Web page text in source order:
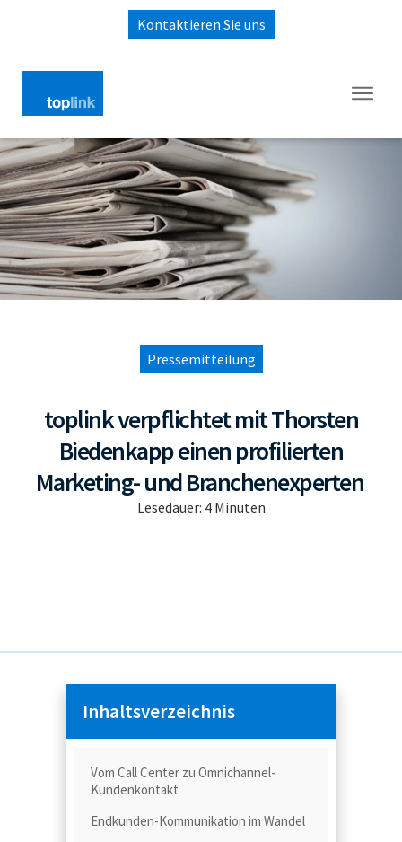
Kontaktieren Sie uns
Pressemitteilung
toplink verpflichtet mit Thorsten
Biedenkapp einen profilierten
Marketing- und Branchenexperten
Lesedauer: 4Minuten
Inhaltsverzeichnis
Vom Call Center zu Omnichannel-
Kundenkontakt
Endkunden-Kommunikation im Wandel